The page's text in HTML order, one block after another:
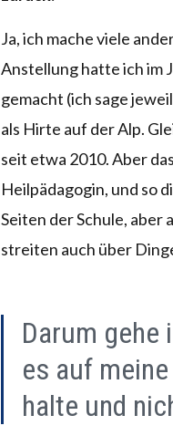
Ja, ich mache viele
Anstellung hatte ich im
gemacht (ich sage
als Hirte auf der Alp.
seit etwa 2010. Aber
Heilpädagogin, und so
Seiten der Schule, aber
streiten auch über
Darum gehe
es auf
halte und